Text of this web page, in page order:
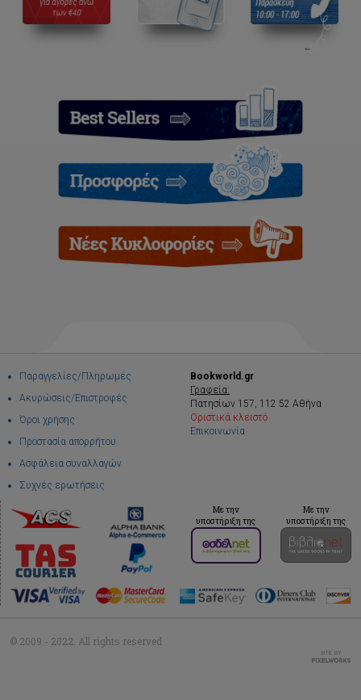
Παραγγελίες/Πληρωμές
Ακυρώσεις/Επιστροφές
Όροι χρήσης
Προστασία απορρήτου
Ασφάλεια συναλλαγών
Συχνές ερωτήσεις
Bookworld.gr
Γραφεία:
Πατησίων 157, 112 52 Αθήνα
Οριστικά κλειστό
Επικοινωνία
Με την
υποστήριξη της
Με την
υποστήριξη της
© 2009 - 2022. All rights reserved